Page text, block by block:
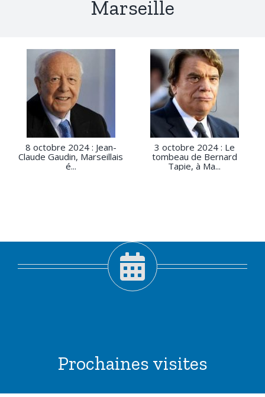
Marseille
8 octobre 2024 : Jean-
Claude Gaudin, Marseillais
é...
3 octobre 2024 : Le
tombeau de Bernard
Tapie, à Ma...
Prochaines visites